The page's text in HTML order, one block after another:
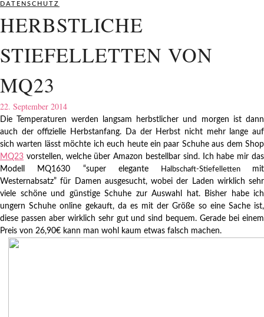
DATENSCHUTZ
HERBSTLICHE
STIEFELLETTEN VON
MQ23
22. September 2014
Die Temperaturen werden langsam herbstlicher und morgen ist dann
auch der offizielle Herbstanfang. Da der Herbst nicht mehr lange auf
sich warten lässt möchte ich euch heute ein paar Schuhe aus dem Shop
MQ23 vorstellen, welche über Amazon bestellbar sind. Ich habe mir das
Modell MQ1630 “super elegante Halbschaft-Stiefelletten mit
Westernabsatz” für Damen ausgesucht, wobei der Laden wirklich sehr
viele schöne und günstige Schuhe zur Auswahl hat. Bisher habe ich
ungern Schuhe online gekauft, da es mit der Größe so eine Sache ist,
diese passen aber wirklich sehr gut und sind bequem. Gerade bei einem
Preis von 26,90€ kann man wohl kaum etwas falsch machen.